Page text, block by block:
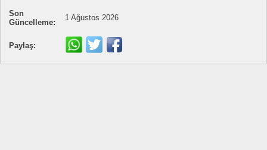
Son
Güncelleme:
1 Ağustos 2026
Paylaş: